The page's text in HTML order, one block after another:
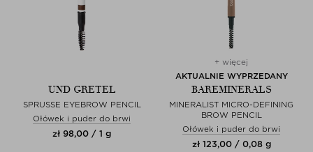
UND GRETEL
SPRUSSE EYEBROW PENCIL
Ołówek i puder do brwi
zł 98,00 / 1 g
+ więcej
AKTUALNIE WYPRZEDANY
BAREMINERALS
MINERALIST MICRO-DEFINING
BROW PENCIL
Ołówek i puder do brwi
zł 123,00 / 0,08 g